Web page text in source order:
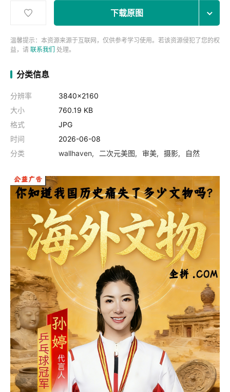
下载原图
温馨提示：本资源来源于互联网，仅供参考学习使用。若该资源侵犯了您的权
益，请 联系我们 处理。
分类信息
分辨率
3840x2160
大小
760.19 KB
格式
JPG
时间
2026-06-08
分类
wallhaven 二次元美图 审美 摄影 自然